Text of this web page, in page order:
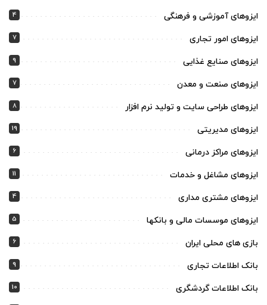
ایزوهای آموزشی و فرهنگی 4
ایزوهای امور تجاری 7
ایزوهای صنایع غذایی 9
ایزوهای صنعت و معدن 7
ایزوهای طراحی سایت و تولید نرم افزار 8
ایزوهای مدیریتی 19
ایزوهای مراکز درمانی 6
ایزوهای مشاغل و خدمات 11
ایزوهای مشتری مداری 4
ایزوهای موسسات مالی و بانکها 5
بازی های محلی ایران 6
بانک اطلاعات تجاری 9
بانک اطلاعات گردشگری 10